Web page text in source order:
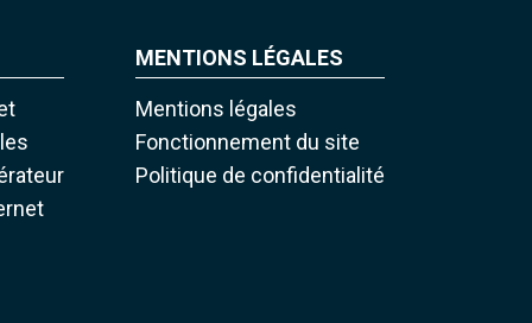
MENTIONS LÉGALES
Mentions légales
Fonctionnement du site
Politique de confidentialité